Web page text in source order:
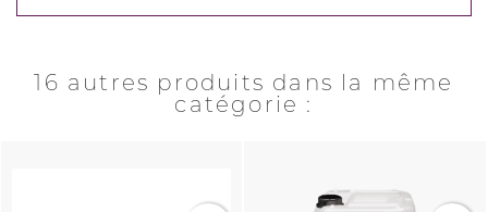
16 autres produits dans la même
catégorie :